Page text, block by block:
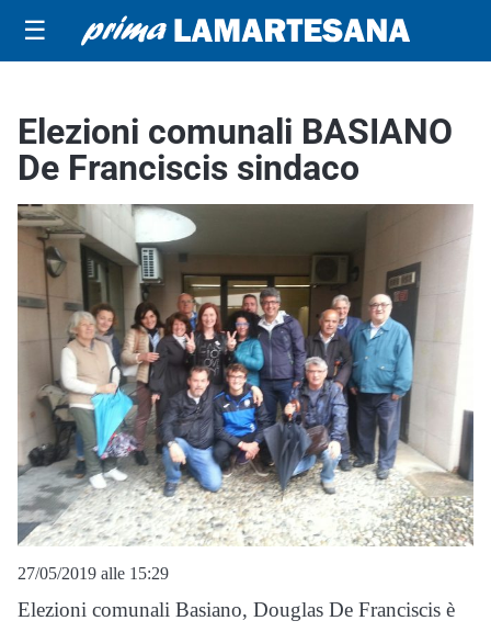
☰
Elezioni comunali BASIANO
De Franciscis sindaco
27/05/2019 alle 15:29
Elezioni comunali Basiano, Douglas De Franciscis è